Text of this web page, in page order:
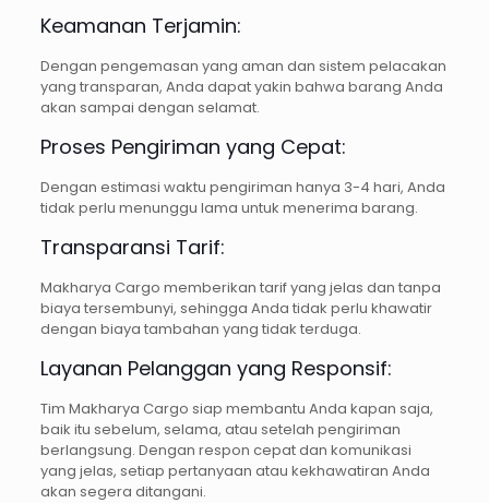
Keamanan Terjamin:
Dengan pengemasan yang aman dan sistem pelacakan
yang transparan, Anda dapat yakin bahwa barang Anda
akan sampai dengan selamat.
Proses Pengiriman yang Cepat:
Dengan estimasi waktu pengiriman hanya 3-4 hari, Anda
tidak perlu menunggu lama untuk menerima barang.
Transparansi Tarif:
Makharya Cargo memberikan tarif yang jelas dan tanpa
biaya tersembunyi, sehingga Anda tidak perlu khawatir
dengan biaya tambahan yang tidak terduga.
Layanan Pelanggan yang Responsif:
Tim Makharya Cargo siap membantu Anda kapan saja,
baik itu sebelum, selama, atau setelah pengiriman
berlangsung. Dengan respon cepat dan komunikasi
yang jelas, setiap pertanyaan atau kekhawatiran Anda
akan segera ditangani.